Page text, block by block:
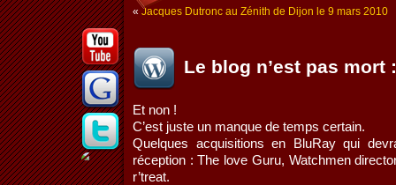
« Jacques Dutronc au Zénith de Dijon le 9 mars 2010
Le blog n’est pas mort
Et non !
C’est juste un manque de temps certain.
Quelques acquisitions en BluRay qui
réception : The love Guru, Watchmen
r’treat.